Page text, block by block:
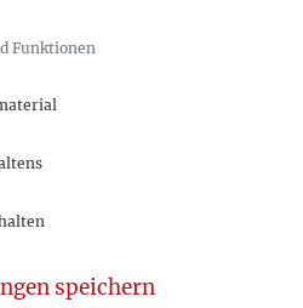
Funktionen
speichern